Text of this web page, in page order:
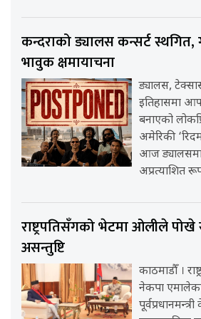
कन्दराको ड्यालस कन्सर्ट स्थगित,
भावुक क्षमायाचना
ड्यालस,
इतिहासमा
बनाएको
अमेरिकी
आज
अप्रत्याशित
राष्ट्रपतिसँगको भेटमा ओलीले पोखे
असन्तुष्टि
काठमाडौँ ।
नेकपा